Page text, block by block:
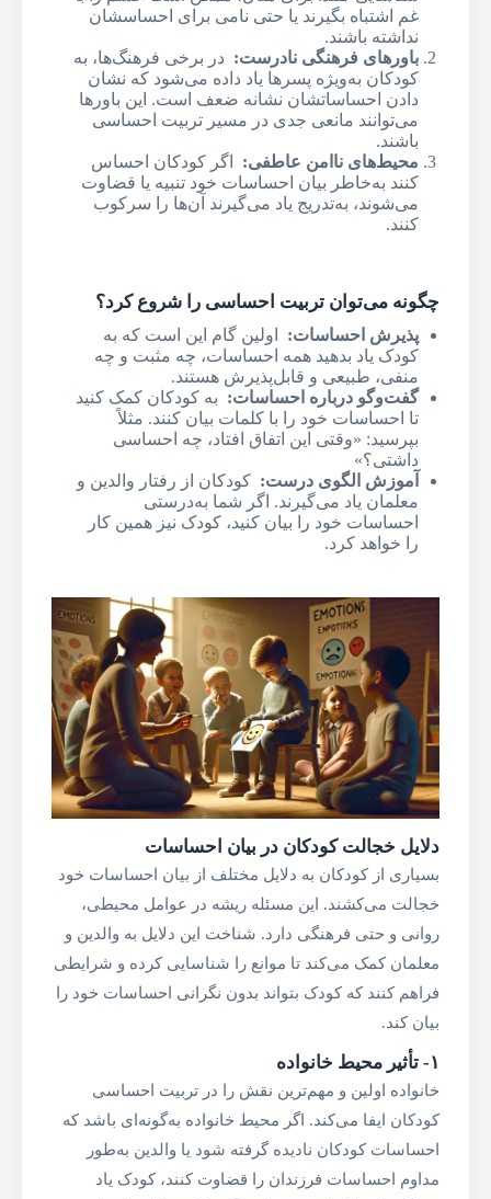
غم اشتباه بگیرند یا حتی نامی برای احساسشان
نداشته باشند.
باورهای فرهنگی نادرست: در برخی فرهنگ‌ها، به
کودکان به‌ویژه پسرها یاد داده می‌شود که نشان
دادن احساساتشان نشانه ضعف است. این باورها
می‌توانند مانعی جدی در مسیر تربیت احساسی
باشند.
محیط‌های ناامن عاطفی: اگر کودکان احساس
کنند به‌خاطر بیان احساسات خود تنبیه یا قضاوت
می‌شوند، به‌تدریج یاد می‌گیرند آن‌ها را سرکوب
کنند.
چگونه می‌توان تربیت احساسی را شروع کرد؟
پذیرش احساسات: اولین گام این است که به
کودک یاد بدهید همه احساسات، چه مثبت و چه
منفی، طبیعی و قابل‌پذیرش هستند.
گفت‌وگو درباره احساسات: به کودکان کمک کنید
تا احساسات خود را با کلمات بیان کنند. مثلاً
بپرسید: «وقتی این اتفاق افتاد، چه احساسی
داشتی؟»
آموزش الگوی درست: کودکان از رفتار والدین و
معلمان یاد می‌گیرند. اگر شما به‌درستی
احساسات خود را بیان کنید، کودک نیز همین کار
را خواهد کرد.
دلایل خجالت کودکان در بیان احساسات
بسیاری از کودکان به دلایل مختلف از بیان احساسات خود
خجالت می‌کشند. این مسئله ریشه در عوامل محیطی،
روانی و حتی فرهنگی دارد. شناخت این دلایل به والدین و
معلمان کمک می‌کند تا موانع را شناسایی کرده و شرایطی
فراهم کنند که کودک بتواند بدون نگرانی احساسات خود را
بیان کند.
۱- تأثیر محیط خانواده
خانواده اولین و مهم‌ترین نقش را در تربیت احساسی
کودکان ایفا می‌کند. اگر محیط خانواده به‌گونه‌ای باشد که
احساسات کودکان نادیده گرفته شود یا والدین به‌طور
مداوم احساسات فرزندان را قضاوت کنند، کودک یاد